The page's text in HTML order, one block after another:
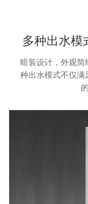
多种出水模
暗装设计，外观简
种出水模式不仅满